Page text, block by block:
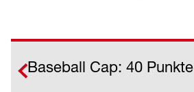
Baseball Cap: 40 Punkte